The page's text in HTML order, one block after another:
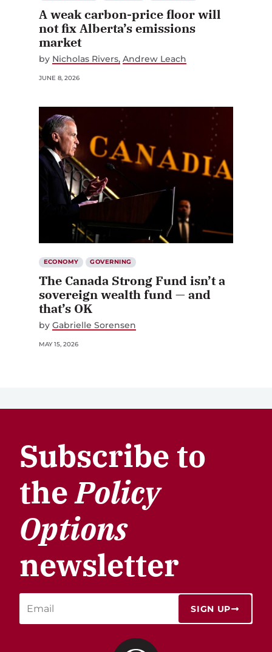
A weak carbon-price floor will
not fix Alberta’s emissions
market
by Nicholas Rivers Andrew Leach
JUNE 8, 2026
ECONOMY GOVERNING
The Canada Strong Fund isn’t a
sovereign wealth fund — and
that’s OK
by Gabrielle Sorensen
MAY 15, 2026
Subscribe to
thePolicy
Options
newsletter
SIGN UP